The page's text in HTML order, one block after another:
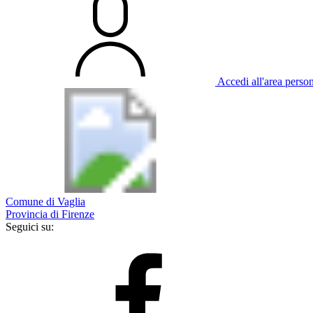
Accedi all'area
Comune di Vaglia
Provincia di Firenze
Seguici su: